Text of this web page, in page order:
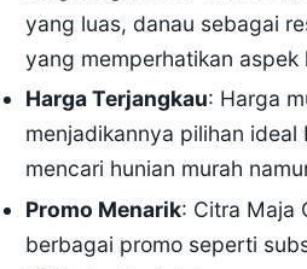
yang luas, danau sebagai
yang memperhatikan aspek
Harga Terjangkau: Harga
menjadikannya pilihan ideal
mencari hunian murah
Promo Menarik: Citra Maja
berbagai promo seperti